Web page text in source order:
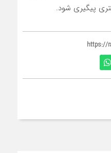
پیگیری شود.
https://